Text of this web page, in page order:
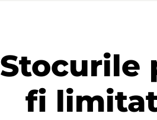
Stocurile
fi